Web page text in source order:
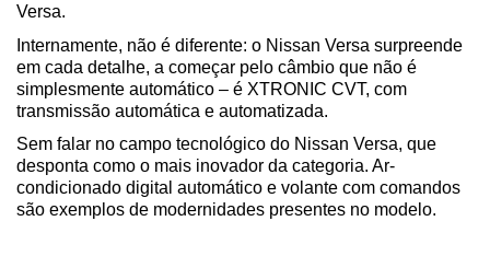
Versa.
Internamente, não é diferente: o Nissan Versa surpreende
em cada detalhe, a começar pelo câmbio que não é
simplesmente automático – é XTRONIC CVT, com
transmissão automática e automatizada.
Sem falar no campo tecnológico do Nissan Versa, que
desponta como o mais inovador da categoria. Ar-
condicionado digital automático e volante com comandos
são exemplos de modernidades presentes no modelo.